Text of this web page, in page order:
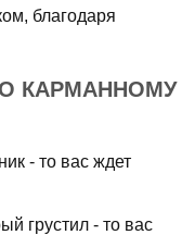
благодаря
КАРМАННОМУ
- то вас ждет
грустил - то вас